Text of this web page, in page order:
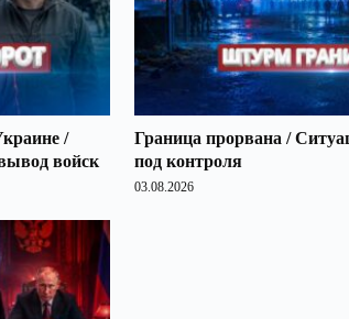
/
войск
Граница прорвана /
под контроля
03.08.2026